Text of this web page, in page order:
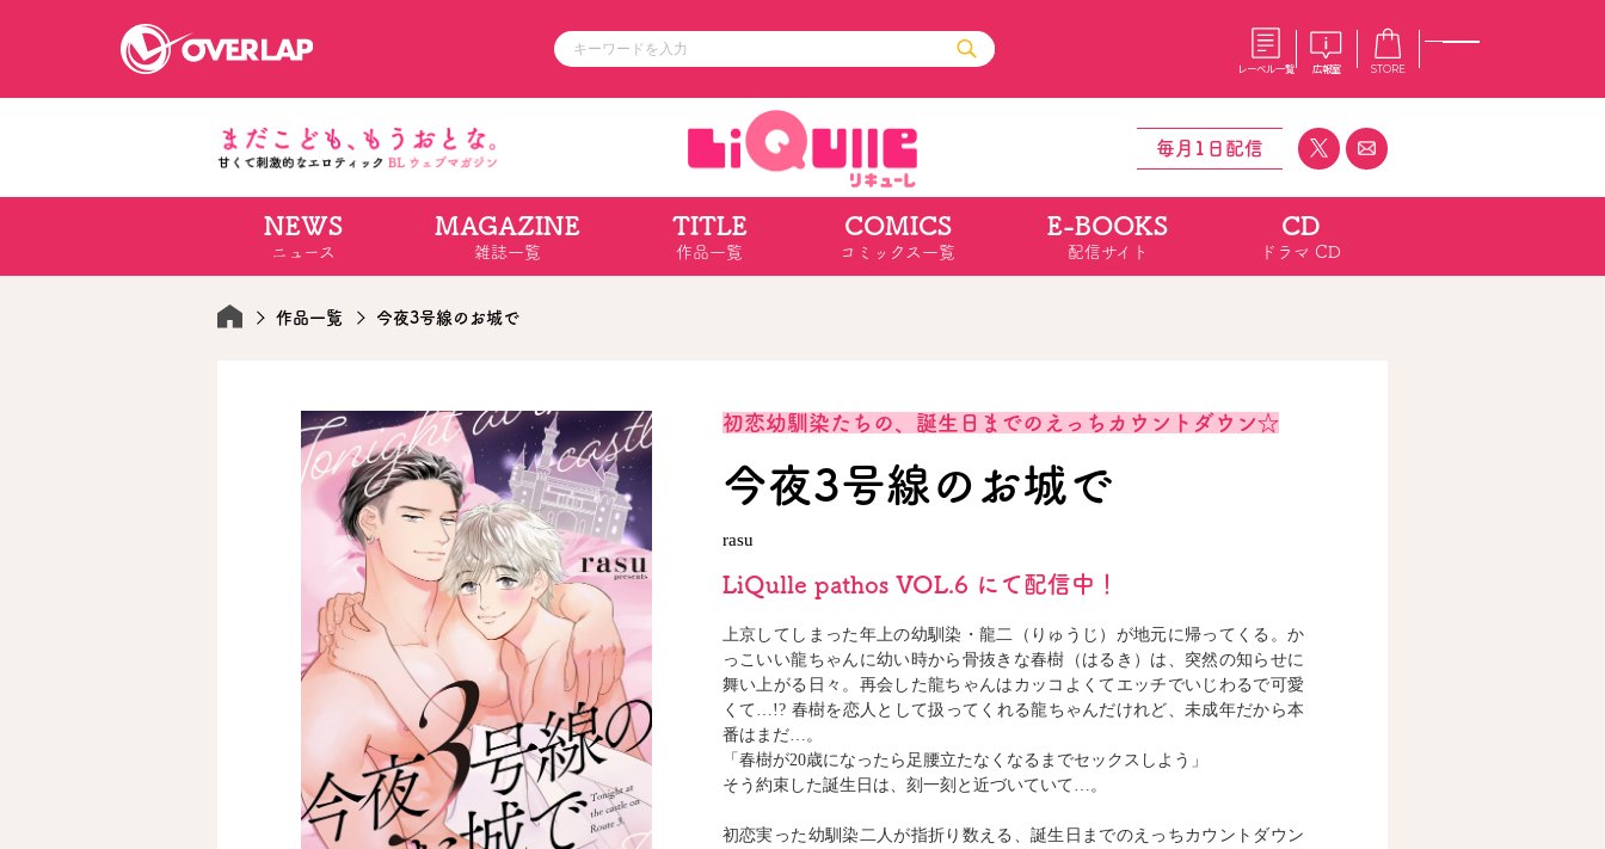
レーベル一覧 広報室 STORE
コミッククリエ
ラブパルフェ
ライトノベル
ノベルス
ロサージュノベルス
その他
コミックエッセイ
ポケットモンスター
通販・NEWS
OVERLAP STORE
オーバーラップ広報室
採用情報
コミッククリエ コミックパルフェ
毎月1日配信
NEWS
ニュース
MAGAZINE
雑誌一覧
TITLE
作品一覧
COMICS
コミックス一覧
E-BOOKS
配信サイト
CD
ドラマ CD
作品一覧 今夜3号線のお城で
初恋幼馴染たちの、誕生日までのえっちカウントダウン☆
今夜3号線のお城で
rasu
LiQulle pathos VOL.6 にて配信中！
上京してしまった年上の幼馴染・龍二（りゅうじ）が地元に帰ってくる。か
っこいい龍ちゃんに幼い時から骨抜きな春樹（はるき）は、突然の知らせに
舞い上がる日々。再会した龍ちゃんはカッコよくてエッチでいじわるで可愛
くて…!? 春樹を恋人として扱ってくれる龍ちゃんだけれど、未成年だから本
番はまだ…。
「春樹が20歳になったら足腰立たなくなるまでセックスしよう」
そう約束した誕生日は、刻一刻と近づいていて…。
初恋実った幼馴染二人が指折り数える、誕生日までのえっちカウントダウン